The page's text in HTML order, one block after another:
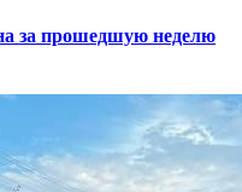
за прошедшую неделю